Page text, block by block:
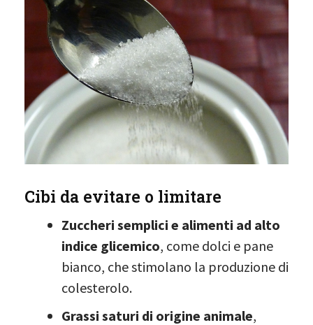
Cibi da evitare o limitare
Zuccheri semplici e alimenti ad alto
indice glicemico, come dolci e pane
bianco, che stimolano la produzione di
colesterolo.
Grassi saturi di origine animale,